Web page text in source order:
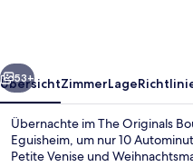
du
Pape,
Eguisheim
Weiter
53+
ÜbersichtZimmerLage
Übernachte im The Originals
Eguisheim, um nur 10
Petite Venise und